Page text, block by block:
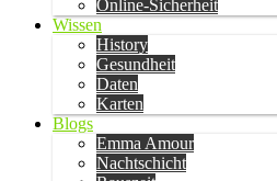
Online-Sicherheit
Wissen
History
Gesundheit
Daten
Karten
Blogs
Emma Amour
Nachtschicht